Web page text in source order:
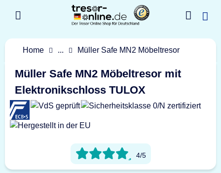
Home ... Müller Safe MN2 Möbeltresor
Müller Safe MN2 Möbeltresor mit
Elektronikschloss TULOX
4/5